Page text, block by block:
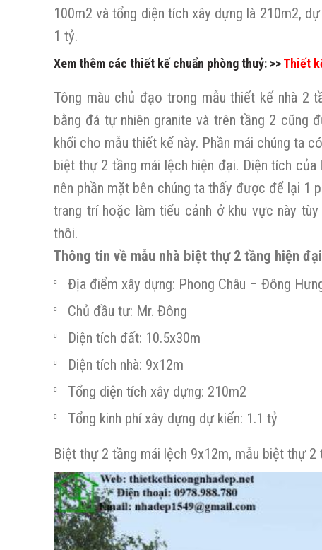
100m2 và tổng diện tích xây dựng là 210m2,
1 tỷ.
Xem thêm các thiết kế chuẩn phòng thuỷ: >>Thiết
Tông màu chủ đạo trong mẫu thiết kế nhà 2
bằng đá tự nhiên granite và trên tầng 2 cũng
khối cho mẫu thiết kế này. Phần mái chúng ta
biệt thự 2 tầng mái lệch hiện đại. Diện tích
nên phần mặt bên chúng ta thấy được để lại 1
trang trí hoặc làm tiểu cảnh ở khu vực này
thôi.
Thông tin về mẫu nhà biệt thự 2 tầng hiện đại
Địa điểm xây dựng: Phong Châu – Đông
Chủ đầu tư: Mr. Đông
Diện tích đất: 10.5x30m
Diện tích nhà: 9x12m
Tổng diện tích xây dựng: 210m2
Tổng kinh phí xây dựng dự kiến: 1.1 tỷ
Biệt thự 2 tầng mái lệch 9x12m, mẫu biệt thự